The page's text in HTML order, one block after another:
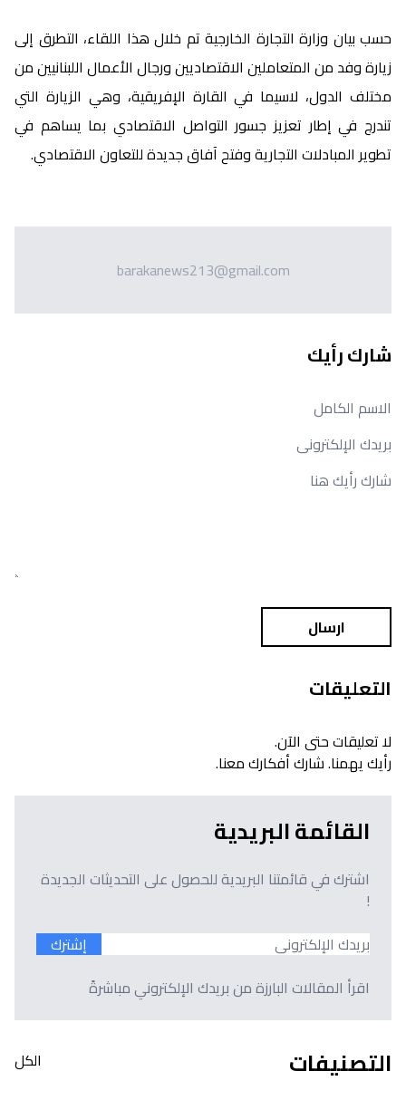
حسب بيان وزارة التجارة الخارجية تم خلال هذا اللقاء، التطرق إلى
زيارة وفد من المتعاملين الاقتصاديين ورجال الأعمال اللبنانيين من
مختلف الدول، لاسيما في القارة الإفريقية، وهي الزيارة التي
تندرج في إطار تعزيز جسور التواصل الاقتصادي بما يساهم في
تطوير المبادلات التجارية وفتح آفاق جديدة للتعاون الاقتصادي.
barakanews213@gmail.com
شارك رأيك
ارسال
التعليقات
لا تعليقات حتى الآن.
رأيك يهمنا. شارك أفكارك معنا.
القائمة البريدية
اشترك في قائمتنا البريدية للحصول على التحديثات الجديدة
!
إشترك
اقرأ المقالات البارزة من بريدك الإلكتروني مباشرةً
التصنيفات الكل